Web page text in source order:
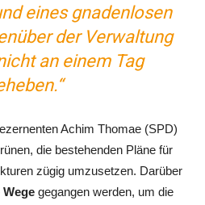
eines gnadenlosen
der Verwaltung
an einem Tag
Achim Thomae (SPD)
die bestehenden Pläne für
zügig umzusetzen. Darüber
Wege gegangen werden, um die